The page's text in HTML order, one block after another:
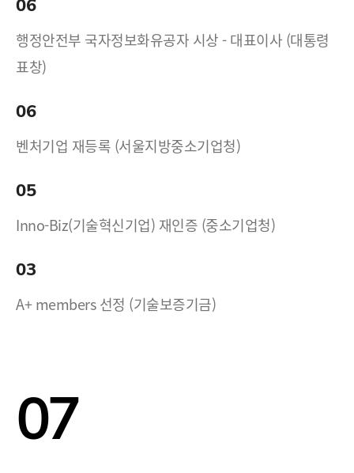
06
행정안전부 국자정보화유공자 시상 - 대표이사 (대통령
표창)
06
벤처기업 재등록 (서울지방중소기업청)
05
Inno-Biz(기술혁신기업) 재인증 (중소기업청)
03
A+ members 선정 (기술보증기금)
07